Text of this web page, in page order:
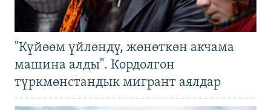
"Күйөөм үйлөндү, жөнөткөн акчама
машина алды". Кордолгон
түркмөнстандык мигрант аялдар